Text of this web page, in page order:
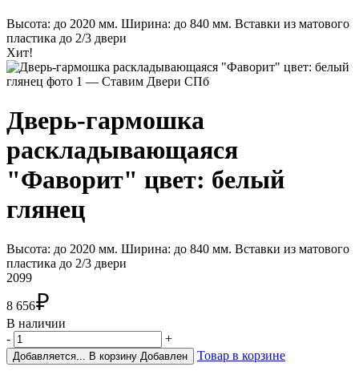
Высота: до 2020 мм. Ширина: до 840 мм. Вставки из матового
пластика до 2/3 двери
Хит!
Дверь-гармошка
раскладывающаяся
"Фаворит" цвет: белый
глянец
Высота: до 2020 мм. Ширина: до 840 мм. Вставки из матового
пластика до 2/3 двери
2099
8 656₽
В наличии
-
+
Добавляется... В корзину Добавлен Товар в корзине